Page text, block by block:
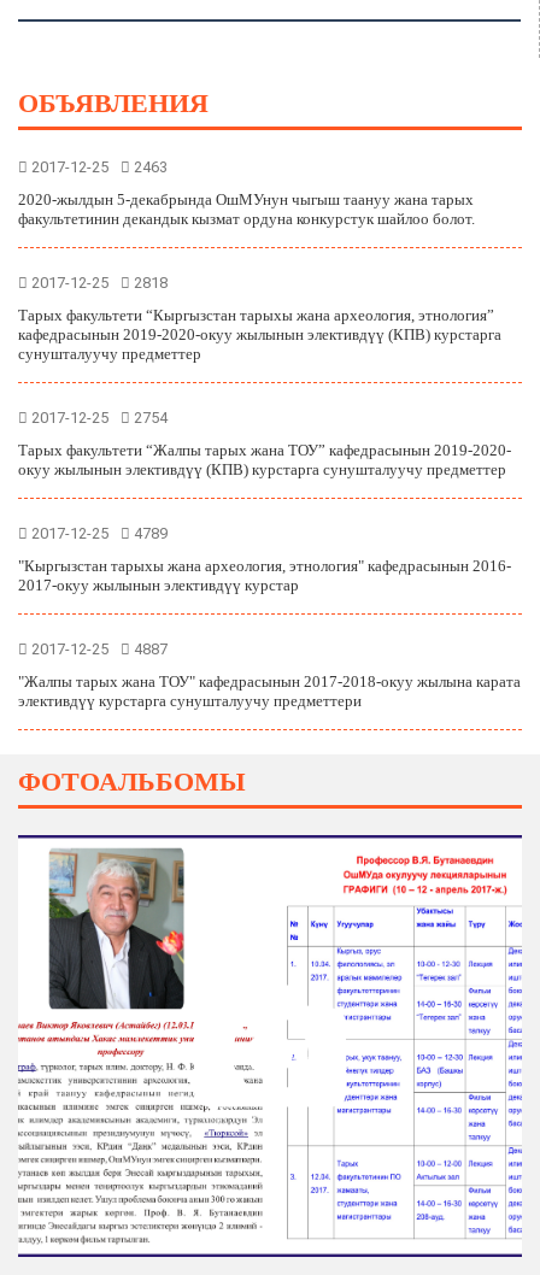
ОБЪЯВЛЕНИЯ
2017-12-25 2463
2020-жылдын 5-декабрында ОшМУнун чыгыш таануу жана тарых
факультетинин декандык кызмат ордуна конкурстук шайлоо болот.
2017-12-25 2818
Тарых факультети “Кыргызстан тарыхы жана археология, этнология”
кафедрасынын 2019-2020-окуу жылынын элективдүү (КПВ) курстарга
сунушталуучу предметтер
2017-12-25 2754
Тарых факультети “Жалпы тарых жана ТОУ” кафедрасынын 2019-2020-
окуу жылынын элективдүү (КПВ) курстарга сунушталуучу предметтер
2017-12-25 4789
"Кыргызстан тарыхы жана археология, этнология" кафедрасынын 2016-
2017-окуу жылынын элективдүү курстар
2017-12-25 4887
"Жалпы тарых жана ТОУ" кафедрасынын 2017-2018-окуу жылына карата
элективдүү курстарга сунушталуучу предметтери
ФОТОАЛЬБОМЫ